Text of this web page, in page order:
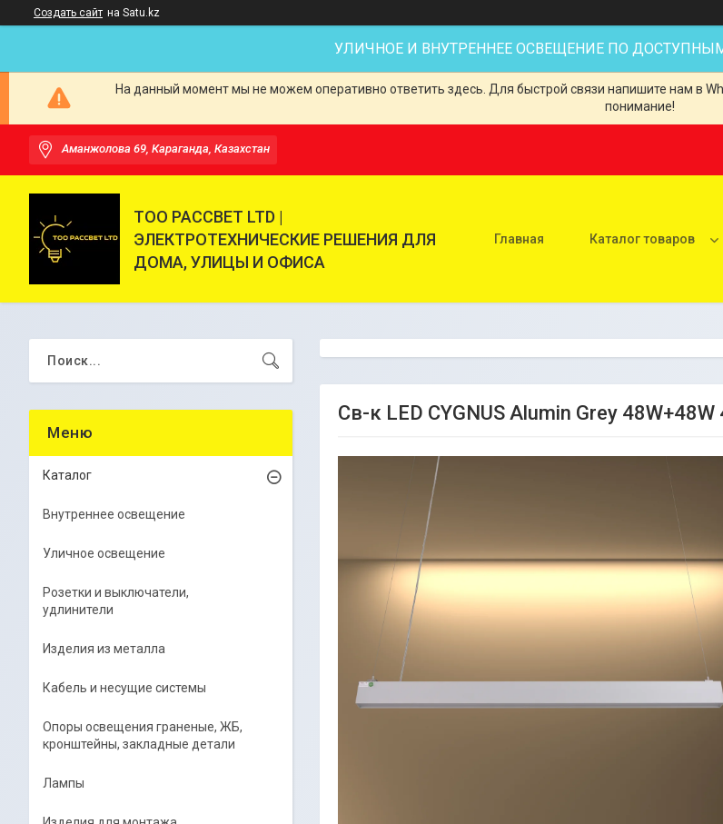
Создать сайт на Satu.kz
УЛИЧНОЕ И ВНУТРЕННЕЕ ОСВЕЩЕНИЕ ПО
На данный момент мы не можем оперативно ответить здесь. Для быстрой связи напишите нам в
понимание!
Аманжолова 69, Караганда, Казахстан
ТОО РАССВЕТ LTD |
ЭЛЕКТРОТЕХНИЧЕСКИЕ РЕШЕНИЯ ДЛЯ
ДОМА, УЛИЦЫ И ОФИСА
Главная Каталог товаров
Св-к LED CYGNUS Alumin Grey
Каталог
Внутреннее освещение
Уличное освещение
Розетки и выключатели,
удлинители
Изделия из металла
Кабель и несущие системы
Опоры освещения граненые, ЖБ,
кронштейны, закладные детали
Лампы